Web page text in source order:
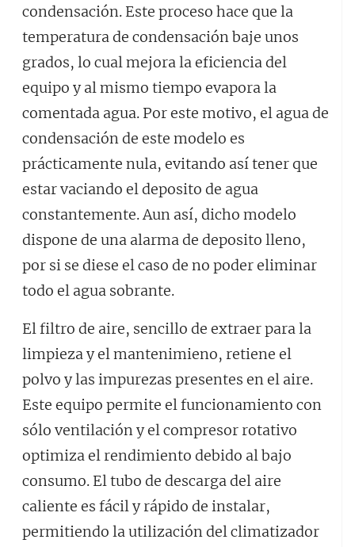
condensación. Este proceso hace que la
temperatura de condensación baje unos
grados, lo cual mejora la eficiencia del
equipo y al mismo tiempo evapora la
comentada agua. Por este motivo, el agua de
condensación de este modelo es
prácticamente nula, evitando así tener que
estar vaciando el deposito de agua
constantemente. Aun así, dicho modelo
dispone de una alarma de deposito lleno,
por si se diese el caso de no poder eliminar
todo el agua sobrante.
El filtro de aire, sencillo de extraer para la
limpieza y el mantenimieno, retiene el
polvo y las impurezas presentes en el aire.
Este equipo permite el funcionamiento con
sólo ventilación y el compresor rotativo
optimiza el rendimiento debido al bajo
consumo. El tubo de descarga del aire
caliente es fácil y rápido de instalar,
permitiendo la utilización del climatizador